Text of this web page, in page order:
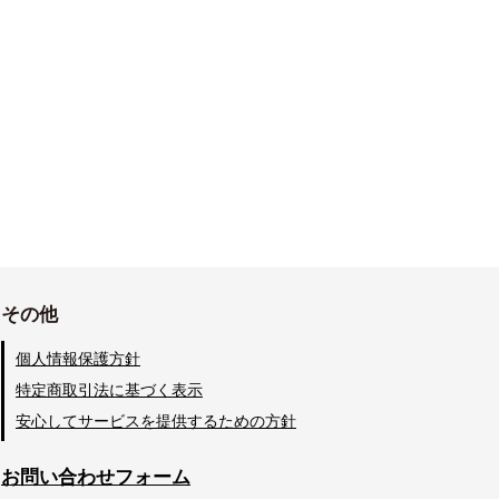
その他
個人情報保護方針
特定商取引法に基づく表示
安心してサービスを提供するための方針
お問い合わせフォーム